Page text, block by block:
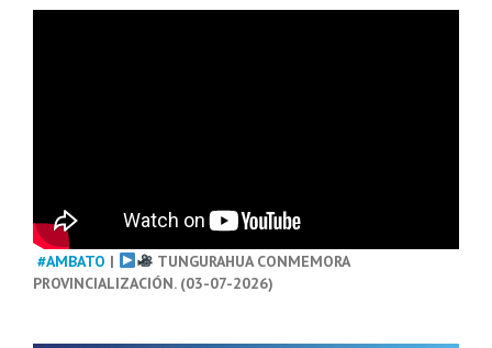
#AMBATO |
TUNGURAHUA CONMEMORA
PROVINCIALIZACIÓN. (03-07-2026)